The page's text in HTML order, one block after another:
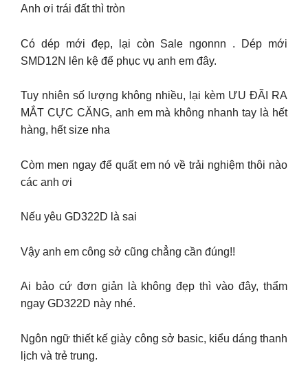
Anh ơi trái đất thì tròn
Có dép mới đẹp, lại còn Sale ngonnn . Dép mới
SMD12N lên kệ để phục vụ anh em đây.
Tuy nhiên số lượng không nhiều, lại kèm ƯU ĐÃI RA
MẮT CỰC CĂNG, anh em mà không nhanh tay là hết
hàng, hết size nha
Còm men ngay để quất em nó về trải nghiệm thôi nào
các anh ơi
Nếu yêu GD322D là sai
Vậy anh em công sở cũng chẳng cần đúng!!
Ai bảo cứ đơn giản là không đẹp thì vào đây, thẩm
ngay GD322D này nhé.
Ngôn ngữ thiết kế giày công sở basic, kiểu dáng thanh
lịch và trẻ trung.